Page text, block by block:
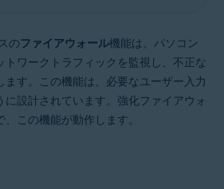
/ Enterprise - 32 / 64 ビット
Basic / Home Premium / Professional /
Pack 1 with Convenient Rollup Update、
のファイアウォール機能は、パソコン
トワークトラフィックを監視し、不正な
ます。この機能は、必要なユーザー入力
設計されています。強化ファイアウォ
この機能が動作します。